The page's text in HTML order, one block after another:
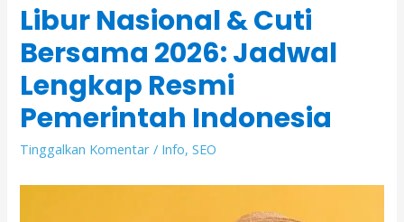
Libur Nasional & Cuti
Bersama 2026: Jadwal
Lengkap Resmi
Pemerintah Indonesia
Tinggalkan Komentar / Info,SEO